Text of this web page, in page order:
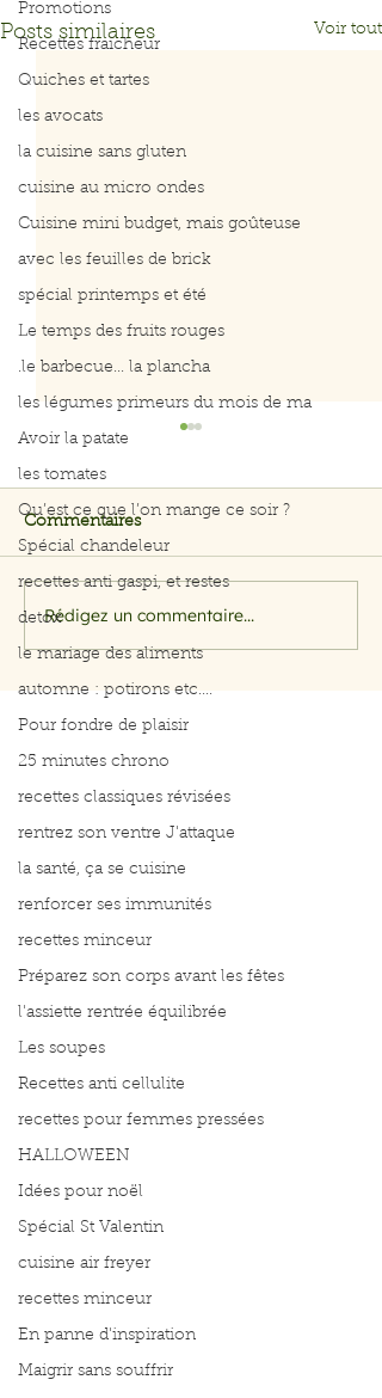
Promotions
Recettes fraicheur
Quiches et tartes
les avocats
la cuisine sans gluten
cuisine au micro ondes
Cuisine mini budget, mais goûteuse
avec les feuilles de brick
spécial printemps et été
Le temps des fruits rouges
.le barbecue... la plancha
les légumes primeurs du mois de ma
Avoir la patate
les tomates
Qu’est ce que l’on mange ce soir ?
Spécial chandeleur
recettes anti gaspi, et restes
detox
le mariage des aliments
automne : potirons etc....
Pour fondre de plaisir
25 minutes chrono
recettes classiques révisées
rentrez son ventre J'attaque
la santé, ça se cuisine
renforcer ses immunités
recettes minceur
Préparez son corps avant les fêtes
l'assiette rentrée équilibrée
Les soupes
Recettes anti cellulite
recettes pour femmes pressées
HALLOWEEN
Idées pour noël
Spécial St Valentin
cuisine air freyer
recettes minceur
En panne d'inspiration
Maigrir sans souffrir
Posts similaires Voir tout
25 minutes chrono
Commentaires
Rédigez un commentaire...